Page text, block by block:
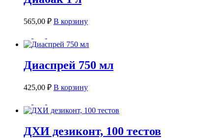
565,00 ₽ В корзину
Диаспрей 750 мл
425,00 ₽ В корзину
ДХИ дезиконт, 100 тестов